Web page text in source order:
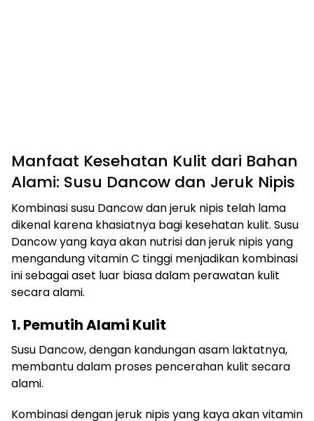
Manfaat Kesehatan Kulit dari Bahan
Alami: Susu Dancow dan Jeruk Nipis
Kombinasi susu Dancow dan jeruk nipis telah lama
dikenal karena khasiatnya bagi kesehatan kulit. Susu
Dancow yang kaya akan nutrisi dan jeruk nipis yang
mengandung vitamin C tinggi menjadikan kombinasi
ini sebagai aset luar biasa dalam perawatan kulit
secara alami.
1. Pemutih Alami Kulit
Susu Dancow, dengan kandungan asam laktatnya,
membantu dalam proses pencerahan kulit secara
alami.
Kombinasi dengan jeruk nipis yang kaya akan vitamin